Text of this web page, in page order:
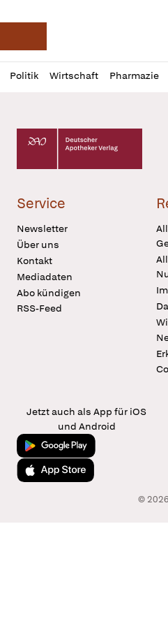
Deutsche Apotheker
Politik Wirtschaft Pharmazie
Profil
öffnen
Daz
Pur
Deutscher Apotheker Verlag
Service
Newsletter
Über uns
Kontakt
Mediadaten
Abo kündigen
RSS-Feed
Jetzt auch als App für iOS
und Android
Jetzt bei Google Play
Laden im App Store
©